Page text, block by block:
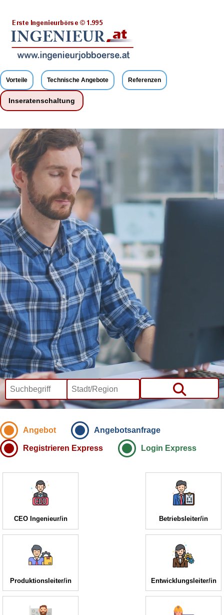
Vorteile Technische Angebote Referenzen
Inseratenschaltung
Angebot Angebotsanfrage
Registrieren Express Login Express
CEO Ingenieur/in Betriebsleiter/in
Produktionsleiter/in Entwicklungsleiter/in